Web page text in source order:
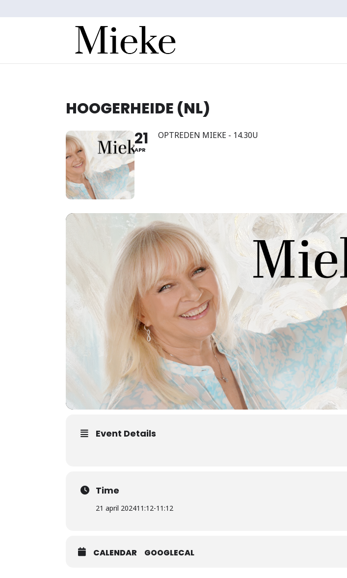
HOOGERHEIDE (NL)
21
APR
OPTREDEN MIEKE - 14.30U
Event Details
Time
21 april 202411:12-11:12
CALENDAR GOOGLECAL